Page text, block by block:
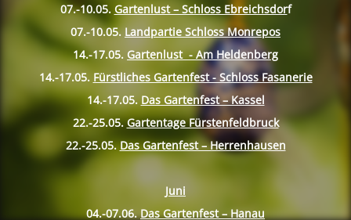
07.-10.05. Gartenlust – Schloss Ebreichsdorf
07.-10.05. Landpartie Schloss Monrepos
14.-17.05. Gartenlust - Am Heldenberg
14.-17.05. Fürstliches Gartenfest - Schloss Fasanerie
14.-17.05. Das Gartenfest – Kassel
22.-25.05. Gartentage Fürstenfeldbruck
22.-25.05. Das Gartenfest – Herrenhausen
Juni
04.-07.06. Das Gartenfest – Hanau